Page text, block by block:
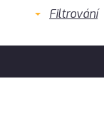
Filtrování